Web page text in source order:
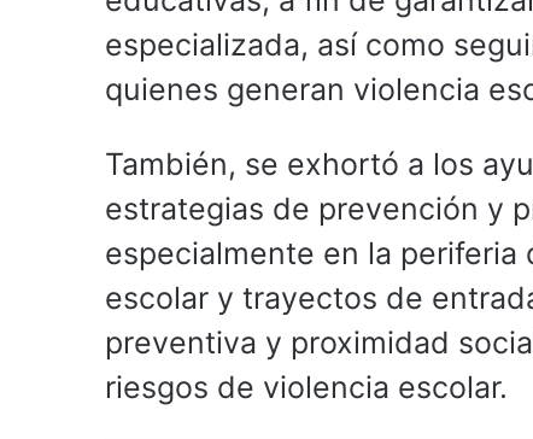
especializada, así como
quienes generan violencia
También, se exhortó a los
estrategias de prevención y
especialmente en la
escolar y trayectos de
preventiva y proximidad
riesgos de violencia escolar.